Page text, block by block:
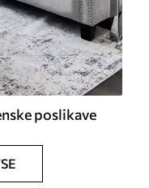
poslikave